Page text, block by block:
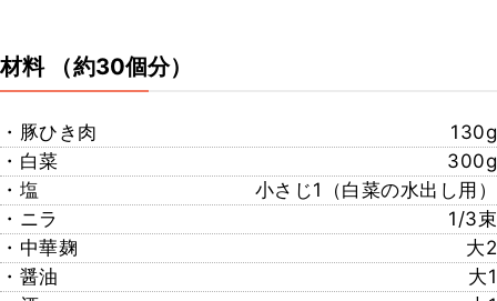
材料 （約30個分）
・豚ひき肉
130g
・白菜
300g
・塩
小さじ1（白菜の水出し用）
・ニラ
1/3束
・中華麹
大2
・醤油
大1